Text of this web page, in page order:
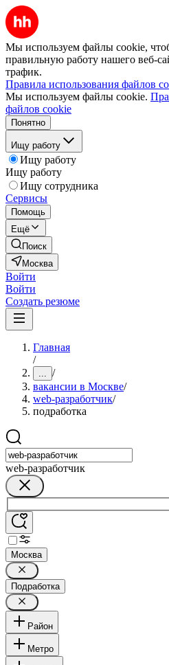
Мы используем файлы cookie,
правильную работу нашего веб-
трафик.
Правила использования файлов
Мы используем файлы cookie.
файлов cookie
Понятно
Ищу работу
Ищу работу
Ищу работу
Ищу сотрудника
Сервисы
Помощь
Ещё
Поиск
Москва
Войти
Войти
Создать резюме
Главная
/
... /
вакансии в Москве/
web-разработчик/
подработка
web-разработчик
Москва
Подработка
Район
Метро